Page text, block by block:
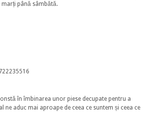
marți până sâmbătă.
în îmbinarea unor piese decupate pentru a
aduc mai aproape de ceea ce suntem și ceea ce